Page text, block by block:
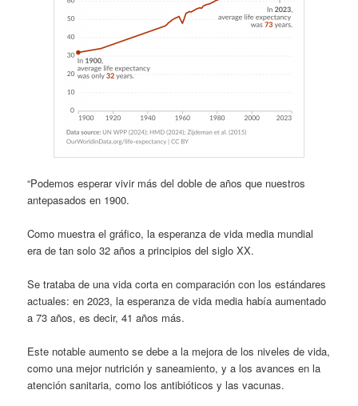
“Podemos esperar vivir más del doble de años que nuestros
antepasados ​​en 1900.
Como muestra el gráfico, la esperanza de vida media mundial
era de tan solo 32 años a principios del siglo XX.
Se trataba de una vida corta en comparación con los estándares
actuales: en 2023, la esperanza de vida media había aumentado
a 73 años, es decir, 41 años más.
Este notable aumento se debe a la mejora de los niveles de vida,
como una mejor nutrición y saneamiento, y a los avances en la
atención sanitaria, como los antibióticos y las vacunas.